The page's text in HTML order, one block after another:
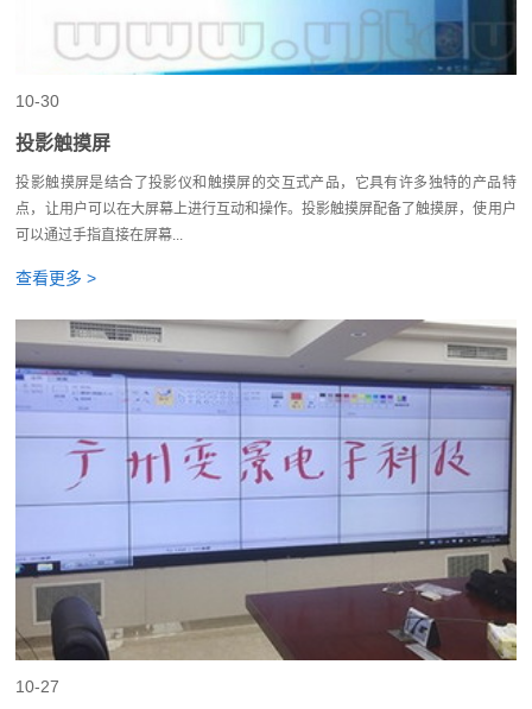
10-30
投影触摸屏
投影触摸屏是结合了投影仪和触摸屏的交互式产品，它具有许多独特的产品特
点，让用户可以在大屏幕上进行互动和操作。投影触摸屏配备了触摸屏，使用户
可以通过手指直接在屏幕...
查看更多 >
10-27